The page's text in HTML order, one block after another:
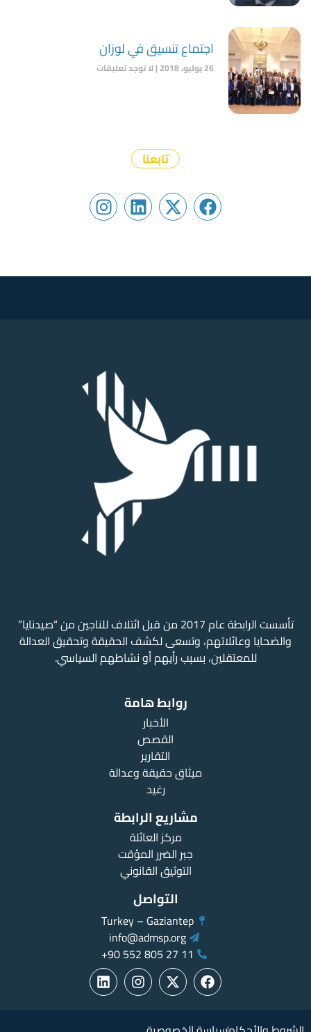
اجتماع تنسيق في لوزان
26 يوليو، 2018 لا توجد تعليقات
تابعنا
تأسست الرابطة عام 2017 من قبل ائتلاف للناجين من “صيدنايا”
والضحايا وعائلاتهم، وتسعى لكشف الحقيقة وتحقيق العدالة
للمعتقلين، بسبب رأيهم أو نشاطهم السياسي.
روابط هامة
الأخبار
القصص
التقارير
ميثاق حقيقة وعدالة
رغيد
مشاريع الرابطة
مركز العائلة
جبر الضرر المؤقت
التوثيق القانوني
التواصل
Turkey – Gaziantep
info@admsp.org
11 27 805 552 90+